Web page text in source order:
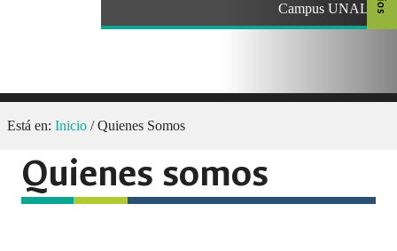
Campus UNAL
Está en: Inicio /Quienes Somos
Quienes somos